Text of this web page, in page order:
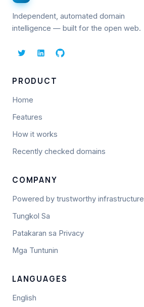
Independent, automated domain
intelligence — built for the open web.
PRODUCT
Home
Features
How it works
Recently checked domains
COMPANY
Powered by trustworthy infrastructure
Tungkol Sa
Patakaran sa Privacy
Mga Tuntunin
LANGUAGES
English